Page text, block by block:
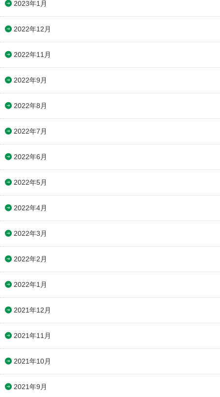
2023年1月
2022年12月
2022年11月
2022年9月
2022年8月
2022年7月
2022年6月
2022年5月
2022年4月
2022年3月
2022年2月
2022年1月
2021年12月
2021年11月
2021年10月
2021年9月